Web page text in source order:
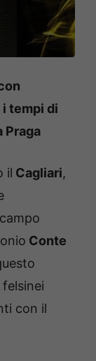
i tempi di
Praga
il Cagliari,
Conte
con il